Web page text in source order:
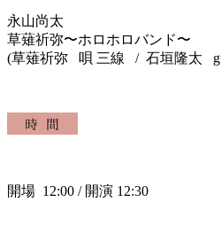
永山尚太
草薙祈弥〜ホロホロバンド〜
(草薙祈弥 唄 三線 / 石垣隆太
開場 12:00 / 開演 12:30